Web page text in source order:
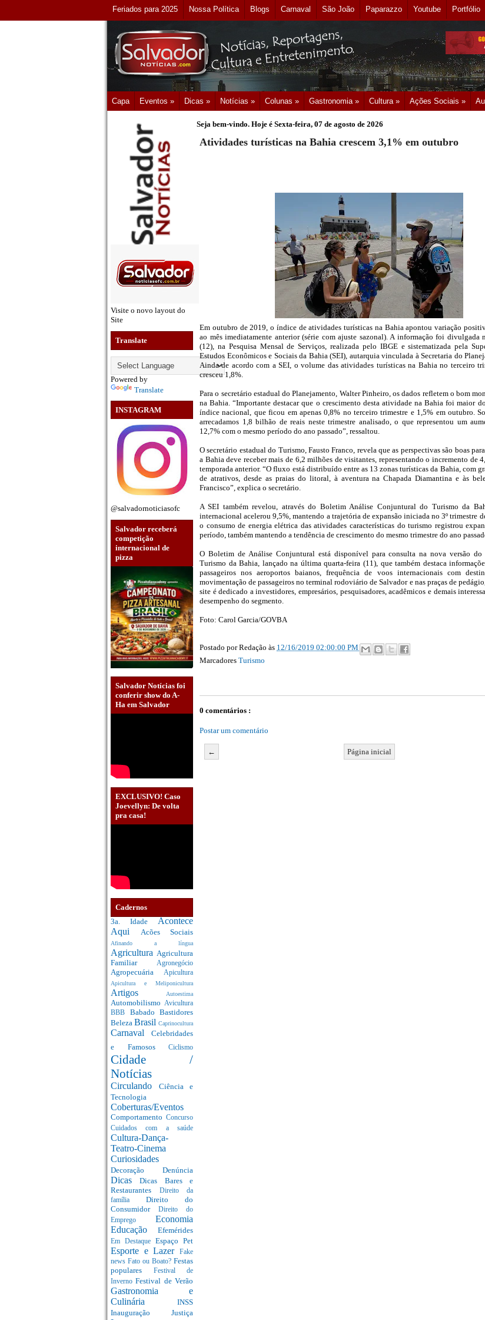
Feriados para 2025 Nossa Política Blogs Carnaval São João Paparazzo Youtube Portfólio
Capa Eventos » Dicas » Notícias » Colunas » Gastronomia » Cultura » Ações Sociais »
Visite o novo layout do
Site
Translate
Powered by
Translate
INSTAGRAM
@salvadornoticiasofc
Salvador receberá
competição
internacional de
pizza
Salvador Notícias foi
conferir show do A-
Ha em Salvador
EXCLUSIVO! Caso
Joevellyn: De volta
pra casa!
Cadernos
3a. Idade Acontece
Aqui Acões Sociais
Afinando a língua
Agricultura Agricultura
Familiar Agronegócio
Agropecuária Apicultura
Apicultura e Meliponicultura
Artigos Autoestima
Automobilismo Avicultura
BBB Babado Bastidores
Beleza Brasil Caprinocultura
Carnaval Celebridades
e Famosos Ciclismo
Cidade /
Notícias
Circulando Ciência e
Tecnologia
Coberturas/Eventos
Comportamento Concurso
Cuidados com a saúde
Cultura-Dança-
Teatro-Cinema
Curiosidades
Decoração Denúncia
DicasDicas Bares e
Restaurantes
Direito da
família Direito do
Consumidor Direito do
Emprego Economia
Educação Efemérides
Em Destaque Espaço Pet
Esporte e Lazer
Fake
news Fato ou Boato? Festas
populares
Festival de
InvernoFestival de Verão
Gastronomia e
Culinária INSS
Inauguração Justiça
Seja bem-vindo. Hoje é Sexta-feira, 07 de agosto de 2026
Atividades turísticas na Bahia crescem 3,1% em outubro
Em outubro de 2019, o índice de atividades turísticas na Bahia apontou variação
ao mês imediatamente anterior (série com ajuste sazonal). A informação foi divulgada
(12), na Pesquisa Mensal de Serviços, realizada pelo IBGE e sistematizada pela
Estudos Econômicos e Sociais da Bahia (SEI), autarquia vinculada à Secretaria do
Ainda de acordo com a SEI, o volume das atividades turísticas na Bahia no terceiro
cresceu 1,8%.
Para o secretário estadual do Planejamento, Walter Pinheiro, os dados refletem o bom
na Bahia. “Importante destacar que o crescimento desta atividade na Bahia foi maior
índice nacional, que ficou em apenas 0,8% no terceiro trimestre e 1,5% em outubro.
arrecadamos 1,8 bilhão de reais neste trimestre analisado, o que representou um
12,7% com o mesmo período do ano passado”, ressaltou.
O secretário estadual do Turismo, Fausto Franco, revela que as perspectivas são boas
a Bahia deve receber mais de 6,2 milhões de visitantes, representando o incremento de
temporada anterior. “O fluxo está distribuído entre as 13 zonas turísticas da Bahia, com
de atrativos, desde as praias do litoral, à aventura na Chapada Diamantina e às
Francisco”, explica o secretário.
A SEI também revelou, através do Boletim Análise Conjuntural do Turismo da
internacional acelerou 9,5%, mantendo a trajetória de expansão iniciada no 3º trimestre
o consumo de energia elétrica das atividades características do turismo registrou
período, também mantendo a tendência de crescimento do mesmo trimestre do ano
O Boletim de Análise Conjuntural está disponível para consulta na nova versão do
Turismo da Bahia, lançado na última quarta-feira (11), que também destaca
passageiros nos aeroportos baianos, frequência de voos internacionais com
movimentação de passageiros no terminal rodoviário de Salvador e nas praças de
site é dedicado a investidores, empresários, pesquisadores, acadêmicos e demais
desempenho do segmento.
Foto: Carol Garcia/GOVBA
Postado porRedação às 12/16/2019 02:00:00 PM
Marcadores Turismo
0 comentários :
Postar um comentário
← Página inicial